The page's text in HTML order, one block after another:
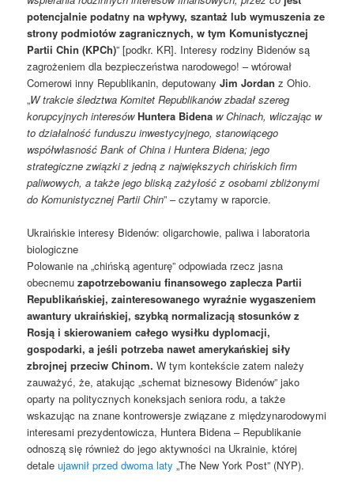
potencjalnie podatny na wpływy, szantaż lub wymuszenia ze
strony podmiotów zagranicznych, w tym Komunistycznej
Partii Chin (KPCh)” [podkr. KR]. Interesy rodziny Bidenów są
zagrożeniem dla bezpieczeństwa narodowego! – wtórował
Comerowi inny Republikanin, deputowanyJim Jordan z Ohio.
„W trakcie śledztwa Komitet Republikanów zbadał szereg
korupcyjnych interesówHuntera Bidena w Chinach, wliczając w
to działalność funduszu inwestycyjnego, stanowiącego
współwłasność Bank of China i Huntera Bidena; jego
strategiczne związki z jedną z największych chińskich firm
paliwowych, a także jego bliską zażyłość z osobami zbliżonymi
do Komunistycznej Partii Chin” – czytamy w raporcie.
Ukraińskie interesy Bidenów: oligarchowie, paliwa i laboratoria
biologiczne
Polowanie na „chińską agenturę” odpowiada rzecz jasna
obecnemuzapotrzebowaniu finansowego zaplecza Partii
Republikańskiej, zainteresowanego wyraźnie wygaszeniem
awantury ukraińskiej, szybką normalizacją stosunków z
Rosją i skierowaniem całego wysiłku dyplomacji,
gospodarki, a jeśli potrzeba nawet amerykańskiej siły
zbrojnej przeciw Chinom.W tym kontekście zatem należy
zauważyć, że, atakując „schemat biznesowy Bidenów” jako
oparty na politycznych koneksjach seniora rodu, a także
wskazując na znane kontrowersje związane z międzynarodowymi
interesami prezydentowicza, Huntera Bidena – Republikanie
odnoszą się również do jego aktywności na Ukrainie, której
detaleujawnił przed dwoma laty „The New York Post” (NYP).